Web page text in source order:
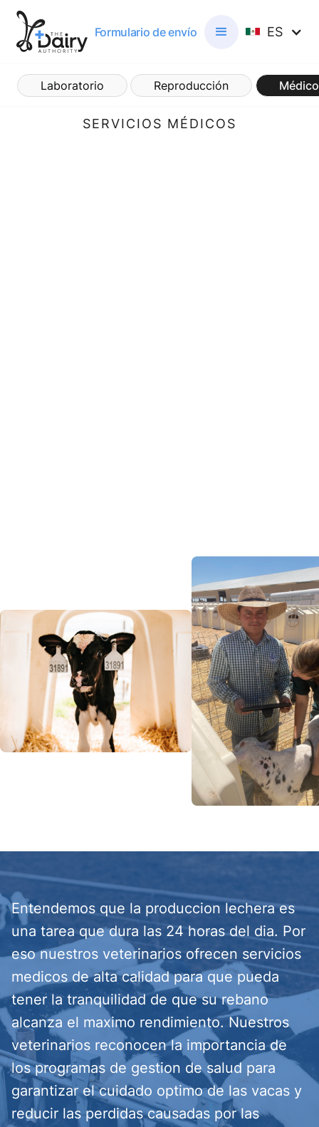
Formulario de envío ES
Laboratorio Reproducción Médico
SERVICIOS MÉDICOS
Entendemos que la produccion lechera es
una tarea que dura las 24 horas del dia. Por
eso nuestros veterinarios ofrecen servicios
medicos de alta calidad para que pueda
tener la tranquilidad de que su rebano
alcanza el maximo rendimiento. Nuestros
veterinarios reconocen la importancia de
los programas de gestion de salud para
garantizar el cuidado optimo de las vacas y
reducir las perdidas causadas por las